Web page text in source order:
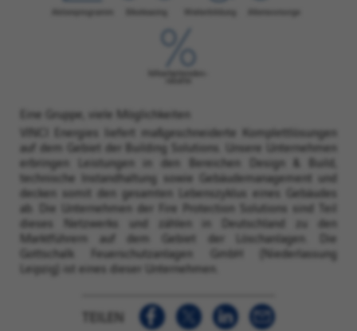
Eine Gruppe, viele Möglichkeiten
VINCI Energies liefert maßgeschneiderte Komplettlösungen
auf dem Gebiet der Building Solutions. Unsere Unternehmen
erbringen Leistungen in den Bereichen Design & Build,
technische Instandhaltung sowie Gebäudemanagement und
decken somit den gesamten Lebenszyklus eines Gebäudes
ab. Die Unternehmen der Fire Protection Solutions sind Teil
dieses Netzwerks und zählen in Deutschland zu den
Marktführern auf dem Gebiet der Löschanlagen. Die
Gottschalk Feuerschutzanlagen GmbH (Niederlassung
Leipzig) ist eines dieser Unternehmen.
TEILEN